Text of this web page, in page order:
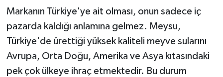
Markanın Türkiye'ye ait olması, onun sadece iç
pazarda kaldığı anlamına gelmez. Meysu,
Türkiye'de ürettiği yüksek kaliteli meyve sularını
Avrupa, Orta Doğu, Amerika ve Asya kıtasındaki
pek çok ülkeye ihraç etmektedir. Bu durum